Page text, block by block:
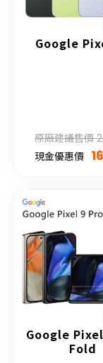
Google
原廠建議售價
現金優惠價
Google
Fold